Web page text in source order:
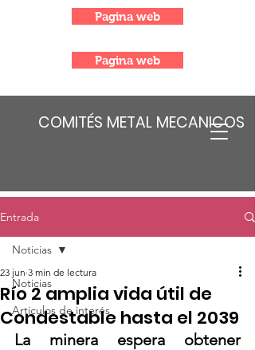
COMITÉS METAL MECANICOS
Pagina web
Pagina web
Entrada
Noticias
Articulos de interés
Noticias
Río 2 amplia vida útil de
Condestable hasta el 2039
23 jun 3 min de lectura
La minera espera obtener